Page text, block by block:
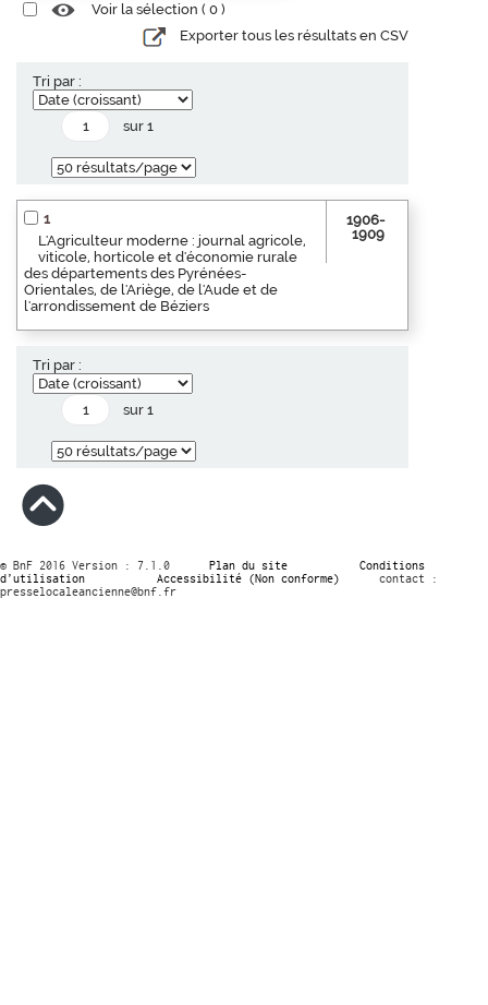
Voir la sélection ( 0 )
Exporter tous les résultats en CSV
Tri par :
sur 1
1
L'Agriculteur moderne : journal agricole,
viticole, horticole et d'économie rurale
des départements des Pyrénées-
Orientales, de l'Ariège, de l'Aude et de
l'arrondissement de Béziers
1906-
1909
Tri par :
sur 1
© BnF 2016 Version : 7.1.0 Plan du site
Conditions
d’utilisation
Accessibilité (Non conforme)
contact :
presselocaleancienne@bnf.fr